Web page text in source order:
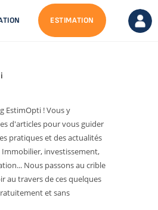
ESTIMATION
EstimOpti ! Vous y
d'articles pour vous guider
pratiques et des actualités
Immobilier, investissement,
Nous passons au crible
au travers de ces quelques
et sans